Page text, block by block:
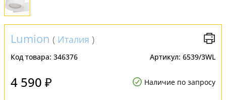
Lumion ( Италия )
Код товара: 346376 Артикул: 6539/3WL
4 590 ₽ Наличие по запросу